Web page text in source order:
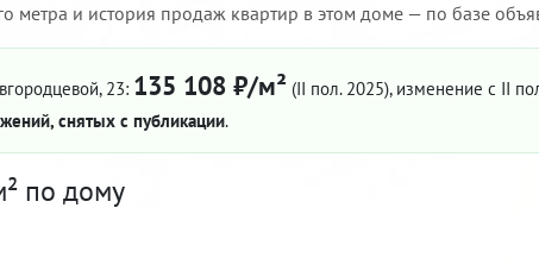
метра и история продаж квартир в этом доме — по базе
23: 135 108 ₽/м² (II пол. 2025), изменение с II
снятых с публикации.
по дому